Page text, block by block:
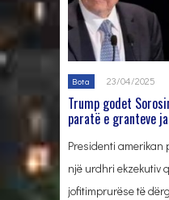
Bota 23/04/2025
Trump godet
paratë e granteve
Presidenti amerikan
një urdhri ekzekutiv
jofitimprurëse të